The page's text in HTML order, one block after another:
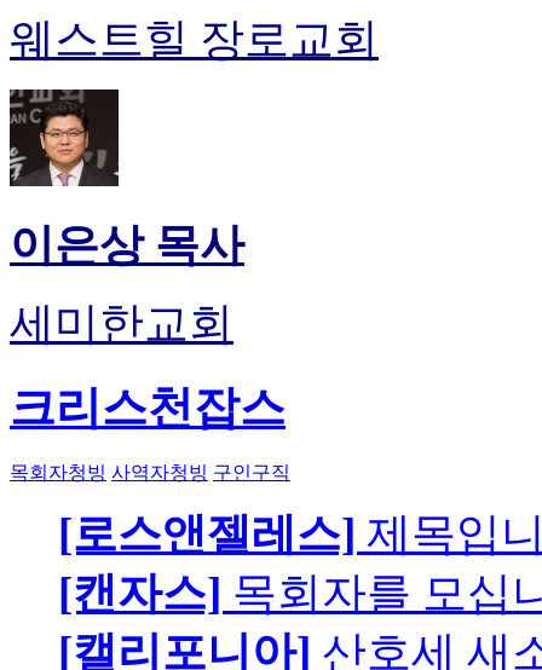
웨스트힐 장로교회
이은상 목사
세미한교회
크리스천잡스
목회자청빙 사역자청빙 구인구직
[로스앤젤레스] 제목입
[캔자스] 목회자를 모십
[캘리포니아] 산호세 새